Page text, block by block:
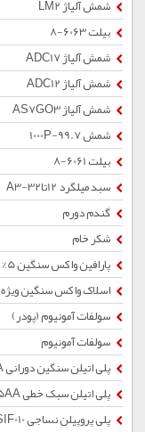
شمش آلیاژ LM2
بیلت 6063-8
شمش آلیاژ ADC17
شمش آلیاژ ADC12
شمش آلیاژ AS7GO3
شمش 1000P-99.7
بیلت 6061-8
سبد میلگرد 12تا32-A3
گندم دورم
شکر خام
پارافین واکس سنگین 5%
اسلاک واکس سنگین ویژه 12%
سولفات آمونیوم (پودر)
سولفات آمونیوم
پلی اتیلن سنگین دورانی MD3840UA
پلی اتیلن سبک خطی 20075AA
پلی پروپیلن نساجی SIF010